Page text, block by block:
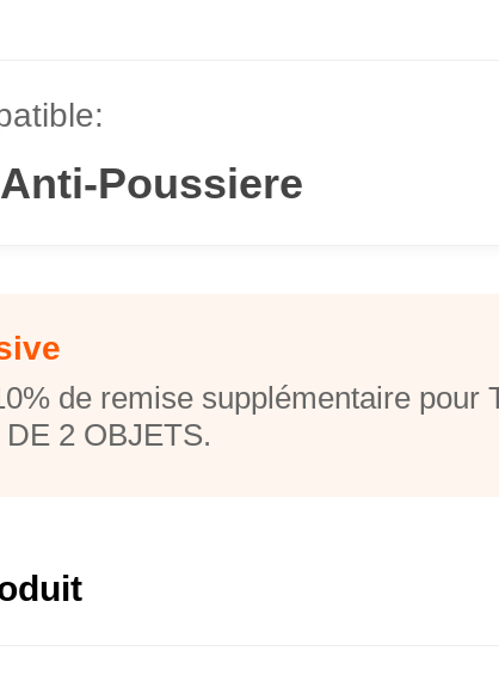
Poussiere
de remise supplémentaire pour
2 OBJETS.